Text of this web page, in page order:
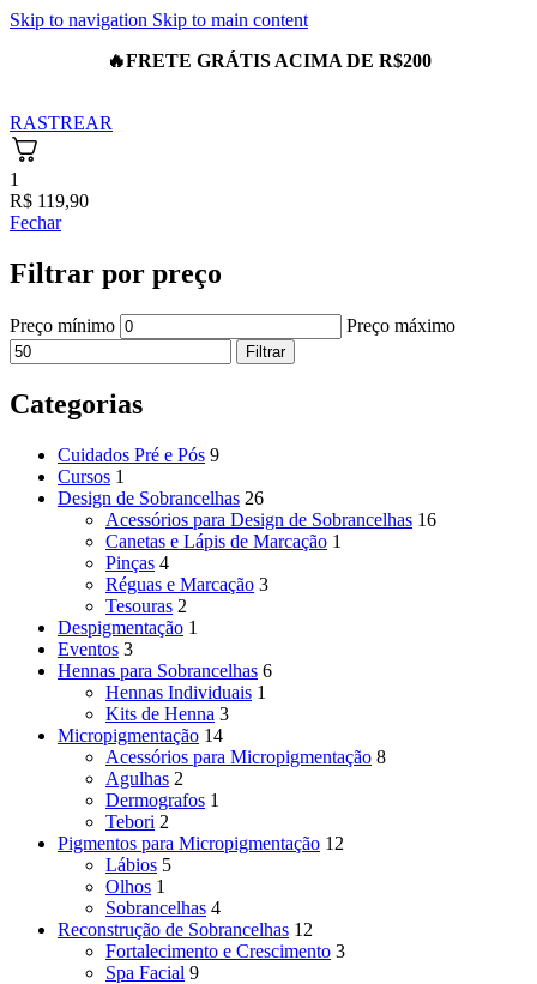
Skip to navigation Skip to main content
🔥FRETE GRÁTIS ACIMA DE R$200
RASTREAR
1
R$ 119,90
Fechar
Filtrar por preço
Preço mínimo Preço máximo
Filtrar
Categorias
Cuidados Pré e Pós 9
Cursos 1
Design de Sobrancelhas 26
Acessórios para Design de Sobrancelhas 16
Canetas e Lápis de Marcação 1
Pinças 4
Réguas e Marcação 3
Tesouras 2
Despigmentação 1
Eventos 3
Hennas para Sobrancelhas 6
Hennas Individuais 1
Kits de Henna 3
Micropigmentação 14
Acessórios para Micropigmentação 8
Agulhas 2
Dermografos 1
Tebori 2
Pigmentos para Micropigmentação 12
Lábios 5
Olhos 1
Sobrancelhas 4
Reconstrução de Sobrancelhas 12
Fortalecimento e Crescimento 3
Spa Facial 9